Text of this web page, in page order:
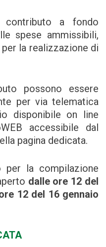
a fondo
spese ammissibili,
la realizzazione di
possono essere
per via telematica
disponibile on line
accessibile dal
pagina dedicata.
per la compilazione
dalle ore 12 del
12 del 16 gennaio